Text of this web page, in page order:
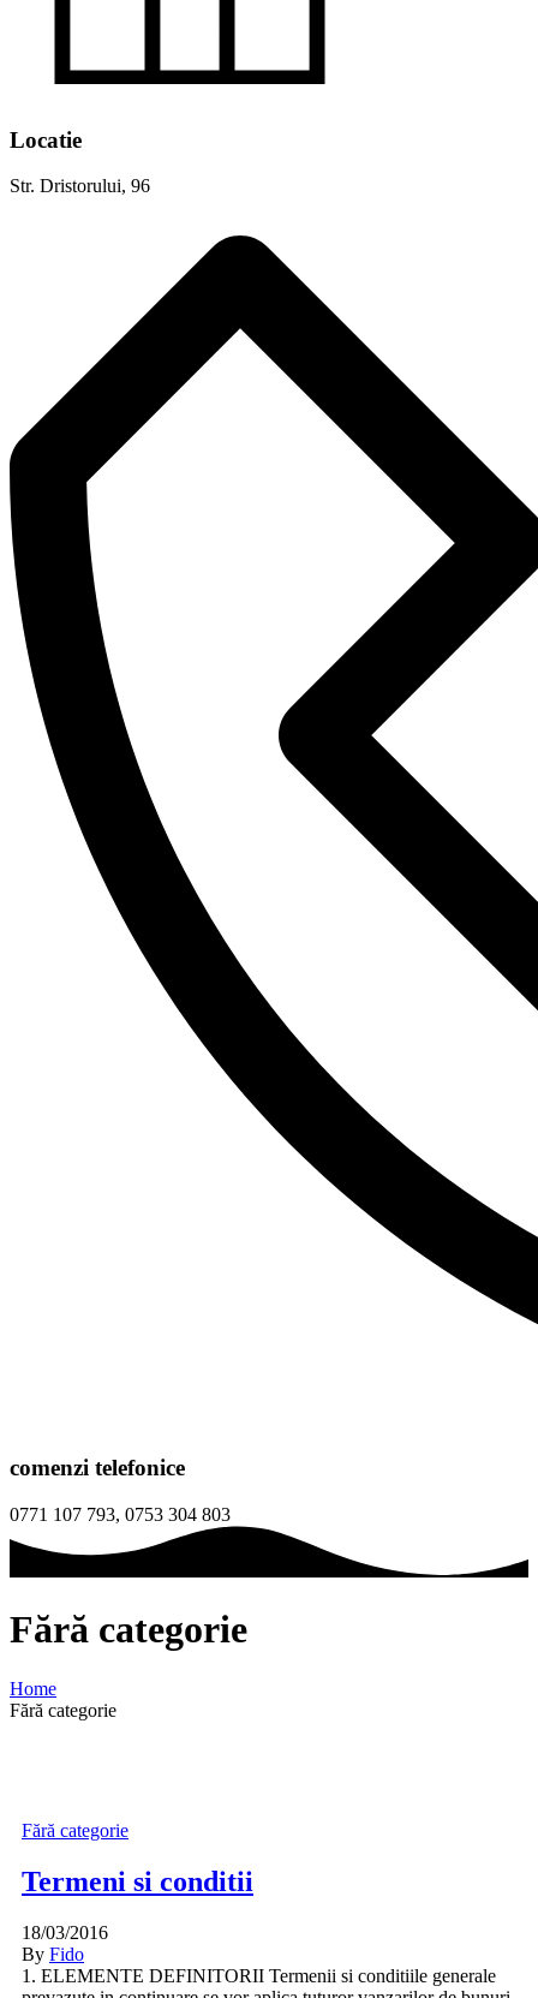
Locatie
Str. Dristorului, 96
comenzi telefonice
0771 107 793, 0753 304 803
Fără categorie
Home
Fără categorie
Fără categorie
Termeni si conditii
18/03/2016
By Fido
1. ELEMENTE DEFINITORII Termenii si conditiile generale